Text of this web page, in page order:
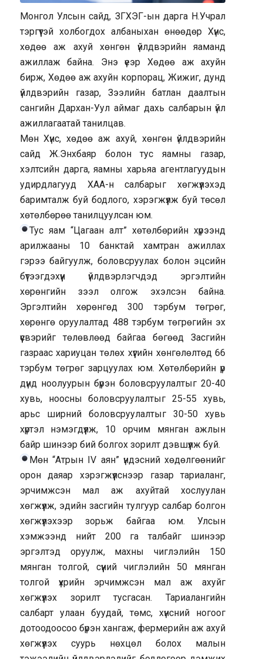
Монгол Улсын сайд, ЗГХЭГ-ын дарга Н.Учрал
тэргүүтэй холбогдох албаныхан өнөөдөр Хүнс,
хөдөө аж ахуй хөнгөн үйлдвэрийн яаманд
ажиллаж байна. Энэ үеэр Хөдөө аж ахуйн
бирж, Хөдөө аж ахуйн корпорац, Жижиг, дунд
үйлдвэрийн газар, Зээлийн батлан даалтын
сангийн Дархан-Уул аймаг дахь салбарын үйл
ажиллагаатай танилцав.
Мөн Хүнс, хөдөө аж ахуй, хөнгөн үйлдвэрийн
сайд Ж.Энхбаяр болон тус яамны газар,
хэлтсийн дарга, яамны харьяа агентлагуудын
удирдлагууд ХАА-н салбарыг хөгжүүлэхэд
баримталж буй бодлого, хэрэгжүүлж буй төсөл
хөтөлбөрөө танилцуулсан юм.
Тус яам “Цагаан алт” хөтөлбөрийн хүрээнд
арилжааны 10 банктай хамтран ажиллах
гэрээ байгуулж, боловсруулах болон эцсийн
бүтээгдэхүүн үйлдвэрлэгчдэд эргэлтийн
хөрөнгийн зээл олгож эхэлсэн байна.
Эргэлтийн хөрөнгөд 300 тэрбум төгрөг,
хөрөнгө оруулалтад 488 тэрбум төгрөгийн эх
үүсвэрийг төлөвлөөд байгаа бөгөөд Засгийн
газраас хариуцан төлөх хүүгийн хөнгөлөлтөд 66
тэрбум төгрөг зарцуулах юм. Хөтөлбөрийн үр
дүнд ноолуурын бүрэн боловсруулалтыг 20-40
хувь, ноосны боловсруулалтыг 25-55 хувь,
арьс ширний боловсруулалтыг 30-50 хувь
хүртэл нэмэгдүүлж, 10 орчим мянган ажлын
байр шинээр бий болгох зорилт дэвшүүлж буй.
Мөн “Атрын IV аян” үндэсний хөдөлгөөнийг
орон даяар хэрэгжүүлснээр газар тариаланг,
эрчимжсэн мал аж ахуйтай хослуулан
хөгжүүлж, эдийн засгийн тулгуур салбар болгон
хөгжүүлэхээр зорьж байгаа юм. Улсын
хэмжээнд нийт 200 га талбайг шинээр
эргэлтэд оруулж, махны чиглэлийн 150
мянган толгой, сүүний чиглэлийн 50 мянган
толгой үхрийн эрчимжсэн мал аж ахуйг
хөгжүүлэх зорилт тусгасан. Тариалангийн
салбарт улаан буудай, төмс, хүнсний ногоог
дотоодоосоо бүрэн хангаж, фермерийн аж ахуй
хөгжүүлэх суурь нөхцөл болох малын